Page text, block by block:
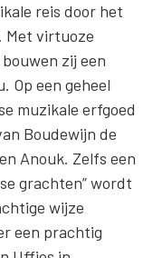
reis door het
Met virtuoze
zij een
Op een geheel
muzikale erfgoed
Boudewijn de
Anouk. Zelfs een
grachten” wordt
wijze
een prachtig